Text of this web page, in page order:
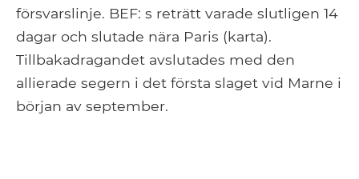
försvarslinje. BEF: s reträtt varade slutligen 14
dagar och slutade nära Paris (karta).
Tillbakadragandet avslutades med den
allierade segern i det första slaget vid Marne i
början av september.